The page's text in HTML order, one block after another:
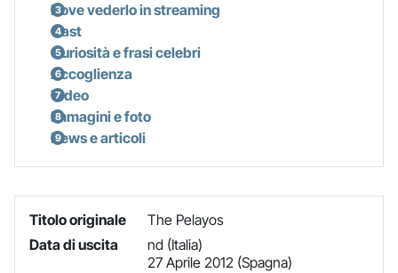
Dove vederlo in streaming
Cast
Curiosità e frasi celebri
Accoglienza
Video
Immagini e foto
News e articoli
Titolo originale
The Pelayos
Data di uscita
nd (Italia)
27 Aprile 2012 (Spagna)